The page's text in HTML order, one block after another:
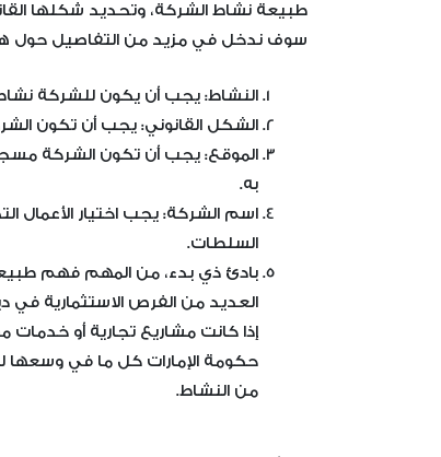
طبيعة نشاط الشركة، وتحديد شكلها
سوف ندخل في مزيد من التفاصيل حول
النشاط: يجب أن يكون للشركة
الشكل القانوني: يجب أن تكون
الموقع: يجب أن تكون الشركة
به.
اسم الشركة: يجب اختيار الأعمال
السلطات.
بادئ ذي بدء، من المهم فهم
العديد من الفرص الاستثمارية في
إذا كانت مشاريع تجارية أو خدمات
حكومة الإمارات كل ما في وسعها
من النشاط.